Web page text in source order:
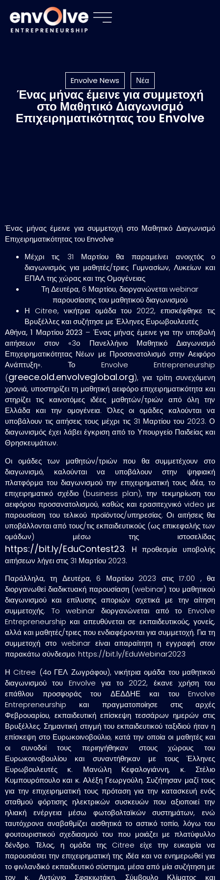
Envolve News Νέα
Ένας μήνας έμεινε για συμμετοχή
στο Μαθητικό Διαγωνισμό
Επιχειρηματικότητας του Envolve
Ένας μήνας έμεινε για συμμετοχή στο Μαθητικό Διαγωνισμό
Επιχειρηματικότητας του Envolve
Μέχρι τις 31 Μαρτίου θα παραμείνει ανοιχτός ο
διαγωνισμός για μαθητές/τριες Γυμνασίων, Λυκείων και
ΕΠΑΛ της χώρας και της Ομογένειας
Τη Δευτέρα, 6 Μαρτίου, διοργανώνεται webinar
παρουσίασης του μαθητικού διαγωνισμού
Η Citree, νικήτρια ομάδα του 2022, επισκέφθηκε τις
Βρυξέλλες και συζήτησε με Έλληνες Ευρωβουλευτές
Αθήνα, 1 Μαρτίου 2023 – Ένας μήνας έμεινε για την υποβολή
αιτήσεων στον «3ο Πανελλήνιο Μαθητικό Διαγωνισμό
Επιχειρηματικότητας Νέων με Προσανατολισμό στην Αειφόρο
Ανάπτυξη». Το Envolve Entrepreneurship
(greece.old.envolveglobal.org), για τρίτη συνεχόμενη
χρονιά, υποστηρίζει τη μαθητική αειφόρο επιχειρηματικότητα και
στηρίζει τις καινοτόμες ιδέες μαθητών/τριών από όλη την
Ελλάδα και την ομογένεια. Όλες οι ομάδες καλούνται να
υποβάλουν τις αιτήσεις τους μέχρι τις 31 Μαρτίου του 2023. Ο
διαγωνισμός έχει λάβει έγκριση από το Υπουργείο Παιδείας και
Θρησκευμάτων.
Οι ομάδες των μαθητών/τριών που θα συμμετέχουν στο
διαγωνισμό, καλούνται να υποβάλουν στην ψηφιακή
πλατφόρμα του διαγωνισμού την επιχειρηματική τους ιδέα, το
επιχειρηματικό σχέδιο (business plan), την τεκμηρίωση του
αειφόρου προσανατολισμού, καθώς και ερασιτεχνικό video με
παρουσίαση του τελικού προϊόντος/υπηρεσίας. Οι αιτήσεις θα
υποβάλλονται από τους/τις εκπαιδευτικούς (ως επικεφαλής των
ομάδων) μέσω της ιστοσελίδας
https://bit.ly/EduContest23. Η προθεσμία υποβολής
αιτήσεων λήγει στις 31 Μαρτίου 2023.
Παράλληλα, τη Δευτέρα, 6 Μαρτίου 2023 στις 17:00 , θα
διοργανωθεί διαδικτυακή παρουσίαση (webinar) του μαθητικού
διαγωνισμού και επίλυσης αποριών σχετικά με την αίτηση
συμμετοχής. To webinar διοργανώνεται από το Envolve
Entrepreneurship και απευθύνεται σε εκπαιδευτικούς, γονείς,
αλλά και μαθητές/τριες που ενδιαφέρονται για συμμετοχή. Για τη
συμμετοχή στο webinar είναι απαραίτητη η εγγραφή στον
παρακάτω σύνδεσμο: https://bit.ly/EduWebinar2023
Η Citree (4ο ΓΕΛ Ζωγράφου), νικήτρια ομάδα του μαθητικού
διαγωνισμού του Envolve για το 2022, έκανε χρήση του
επάθλου προσφοράς του ΔΕΔΔΗΕ και του Envolve
Entrepreneurship και πραγματοποίησε στις αρχές
Φεβρουαρίου, εκπαιδευτική επίσκεψη τεσσάρων ημερών στις
Βρυξέλλες. Σημαντική στιγμή του εκπαιδευτικού ταξιδιού ήταν η
επίσκεψη στο Ευρωκοινοβούλιο, κατά την οποία οι μαθητές και
οι συνοδοί τους περιηγήθηκαν στους χώρους του
Ευρωκοινοβουλίου και συναντήθηκαν με τους Έλληνες
Ευρωβουλευτές κ. Μανώλη Κεφαλογιάννη, κ. Στέλιο
Κυμπουρόπουλο και κ. Αλέξη Γεωργούλη. Συζήτησαν μαζί τους
για την επιχειρηματική τους πρόταση για την κατασκευή ενός
σταθμού φόρτισης ηλεκτρικών συσκευών που αξιοποιεί την
ηλιακή ενέργεια μέσω φωτοβολταϊκών συστημάτων, ενώ
ταυτόχρονα αναβαθμίζει αισθητικά το αστικό τοπίο, λόγω του
φουτουριστικού σχεδιασμού του που μοιάζει με πλατύφυλλο
δένδρο. Τέλος, η ομάδα της Citree είχε την ευκαιρία να
παρουσιάσει την επιχειρηματική της ιδέα και να ενημερωθεί για
το φινλανδικό εκπαιδευτικό σύστημα, μέσα από μία συζήτηση με
τον κ. Αντώνιο Σφακιωτάκη, Σύμβουλο Κλίματος και